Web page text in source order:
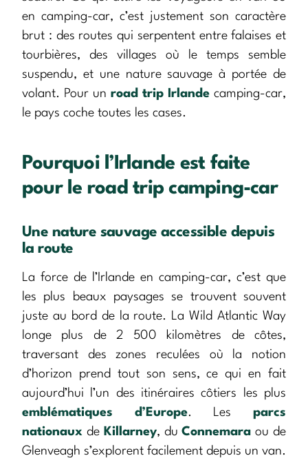
en camping-car, c’est justement son caractère
brut : des routes qui serpentent entre falaises et
tourbières, des villages où le temps semble
suspendu, et une nature sauvage à portée de
volant. Pour un road trip Irlande camping-car,
le pays coche toutes les cases.
Pourquoi l’Irlande est faite
pour le road trip camping-car
Une nature sauvage accessible depuis
la route
La force de l’Irlande en camping-car, c’est que
les plus beaux paysages se trouvent souvent
juste au bord de la route. La Wild Atlantic Way
longe plus de 2 500 kilomètres de côtes,
traversant des zones reculées où la notion
d’horizon prend tout son sens, ce qui en fait
aujourd’hui l’un des itinéraires côtiers les plus
emblématiques d’Europe. Lesparcs
nationaux de Killarney, duConnemara ou de
Glenveagh s’explorent facilement depuis un van.